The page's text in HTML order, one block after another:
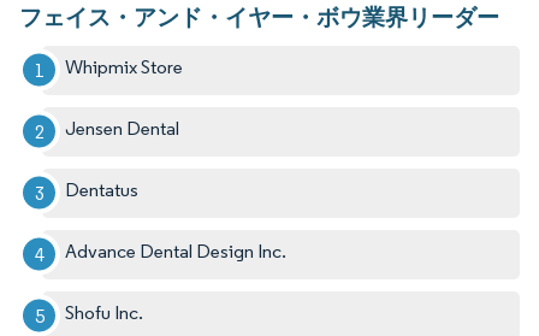
フェイス・アンド・イヤー・ボウ業界リーダー
Whipmix Store
Jensen Dental
Dentatus
Advance Dental Design Inc.
Shofu Inc.